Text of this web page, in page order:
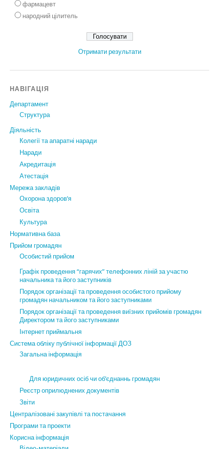
фармацевт
народний цілитель
Отримати результати
НАВІГАЦІЯ
Департамент
Структура
Діяльність
Колегії та апаратні наради
Наради
Акредитація
Атестація
Мережа закладів
Охорона здоров’я
Освіта
Культура
Нормативна база
Прийом громадян
Особистий прийом
Графік проведення “гарячих” телефонних ліній за участю
начальника та його заступників
Порядок організації та проведення особистого прийому
громадян начальником та його заступниками
Порядок організації та проведення виїзних прийомів громадян
Директором та його заступниками
Інтернет приймальня
Система обліку публічної інформації ДОЗ
Загальна інформація
Для юридичних осіб чи об’єднаннь громадян
Реєстр оприлюднених документів
Звіти
Централізовані закупівлі та постачання
Програми та проекти
Корисна інформація